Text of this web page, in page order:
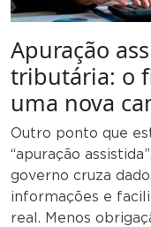
Apuração
tributária: o
uma nova
Outro ponto que
“apuração
governo cruza
informações e
real. Menos